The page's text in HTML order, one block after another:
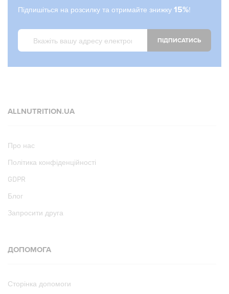
Підпишіться на розсилку та отримайте знижку 15%!
ПІДПИСАТИСЬ
ALLNUTRITION.UA
Про нас
Політика конфіденційності
GDPR
Блог
Запросити друга
ДОПОМОГА
Сторінка допомоги